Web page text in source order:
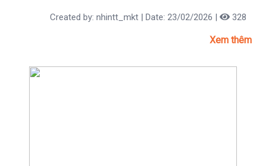
Created by: nhintt_mkt | Date: 23/02/2026 | 328
Xem thêm